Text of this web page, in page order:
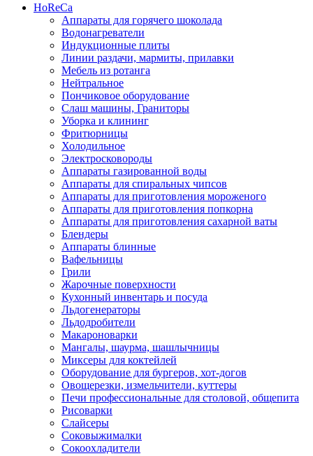
HoReCa
Аппараты для горячего шоколада
Водонагреватели
Индукционные плиты
Линии раздачи, мармиты, прилавки
Мебель из ротанга
Нейтральное
Пончиковое оборудование
Слаш машины, Граниторы
Уборка и клининг
Фритюрницы
Холодильное
Электросковороды
Аппараты газированной воды
Аппараты для спиральных чипсов
Аппараты для приготовления мороженого
Аппараты для приготовления попкорна
Аппараты для приготовления сахарной ваты
Блендеры
Аппараты блинные
Вафельницы
Грили
Жарочные поверхности
Кухонный инвентарь и посуда
Льдогенераторы
Льдодробители
Макароноварки
Мангалы, шаурма, шашлычницы
Миксеры для коктейлей
Оборудование для бургеров, хот-догов
Овощерезки, измельчители, куттеры
Печи профессиональные для столовой, общепита
Рисоварки
Слайсеры
Соковыжималки
Сокоохладители